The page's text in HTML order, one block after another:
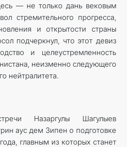
— не только дань вековым
стремительного прогресса,
и открытости страны
подчеркнул, что этот девиз
и целеустремленность
неизменно следующего
нейтралитета.
Назаргулы Шагулыев
аус дем Зипен о подготовке
главным из которых станет